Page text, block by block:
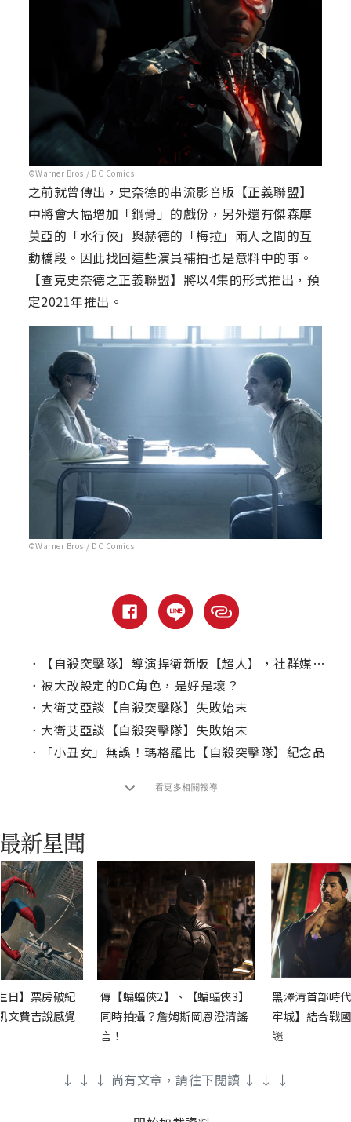
©Warner Bros./ DC Comics
之前就曾傳出，史奈德的串流影音版【正義聯盟】
中將會大幅增加「鋼骨」的戲份，另外還有傑森摩
莫亞的「水行俠」與赫德的「梅拉」兩人之間的互
動橋段。因此找回這些演員補拍也是意料中的事。
【查克史奈德之正義聯盟】將以4集的形式推出，預
定2021年推出。
©Warner Bros./ DC Comics
．
【自殺突擊隊】導演捍衛新版【超人】，社群媒體反擊網友
． 被大改設定的DC角色，是好是壞？
． 大衛艾亞談【自殺突擊隊】失敗始末
． 大衛艾亞談【自殺突擊隊】失敗始末
．
「小丑女」無誤！瑪格羅比【自殺突擊隊】紀念品
看更多相關報導
日】票房破紀
文費吉說感覺
傳【蝙蝠俠2】、【蝙蝠俠3】
同時拍攝？詹姆斯岡恩澄清謠
言！
黑澤清首部時
牢城】結合戰
謎
↓ ↓ ↓ 尚有文章，請往下閱讀 ↓ ↓ ↓